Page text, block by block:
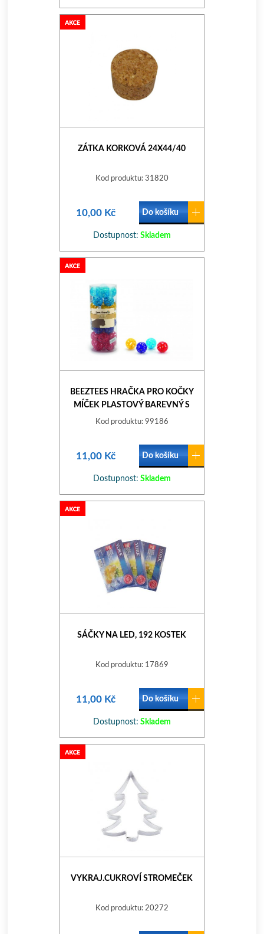
ZÁTKA KORKOVÁ 24X44/40
Kod produktu: 31820
10,00 Kč Do košíku
Dostupnost: Skladem
BEEZTEES HRAČKA PRO KOČKY
MÍČEK PLASTOVÝ BAREVNÝ S
ROLNIČKOU 4CM
Kod produktu: 99186
11,00 Kč Do košíku
Dostupnost: Skladem
SÁČKY NA LED, 192 KOSTEK
Kod produktu: 17869
11,00 Kč Do košíku
Dostupnost: Skladem
VYKRAJ.CUKROVÍ STROMEČEK
Kod produktu: 20272